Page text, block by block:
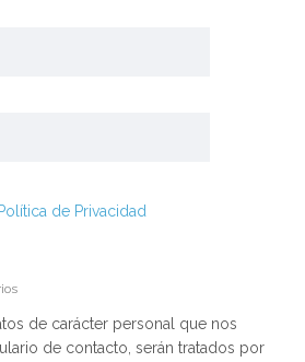
Política de Privacidad
de carácter personal que nos
de contacto, serán tratados por